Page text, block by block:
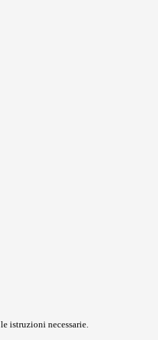
istruzioni necessarie.